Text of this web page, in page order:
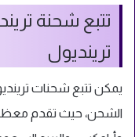
تتبع شحنة
ترينديول
يمكن تتبع شحنات
الشحن، حيث تقدم